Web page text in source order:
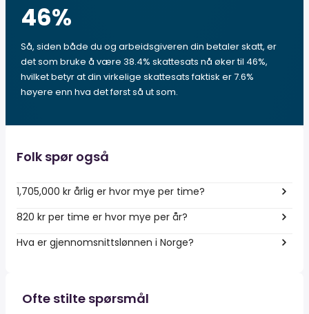
46%
Så, siden både du og arbeidsgiveren din betaler skatt, er
det som bruke å være 38.4% skattesats nå øker til 46%,
hvilket betyr at din virkelige skattesats faktisk er 7.6%
høyere enn hva det først så ut som.
Folk spør også
1,705,000 kr årlig er hvor mye per time?
820 kr per time er hvor mye per år?
Hva er gjennomsnittslønnen i Norge?
Ofte stilte spørsmål